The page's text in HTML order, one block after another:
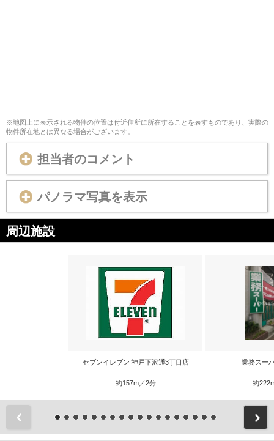
※地図上に表示される物件の位置は付近住所に所在することを表すものであり、実際の
物件所在地とは異なる場合がございます。
担当者のコメント
パノラマ写真を表示
周辺施設
セブンイレブン 神戸下沢通3丁目店
約157m／2分
業務スー
約